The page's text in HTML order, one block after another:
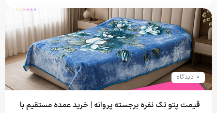
0 دیدگاه
قیمت پتو تک نفره برجسته پروانه | خرید عمده مستقیم با